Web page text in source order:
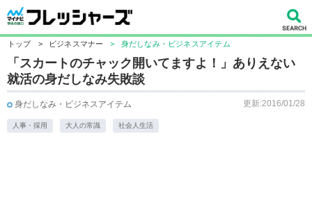
トップ > ビジネスマナー > 身だしなみ・ビジネスアイテム
「スカートのチャック開いてますよ！」ありえない
就活の身だしなみ失敗談
身だしなみ・ビジネスアイテム 更新:2016/01/28
人事・採用 大人の常識 社会人生活